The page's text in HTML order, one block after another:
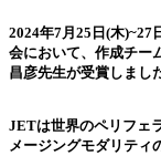
2024年7月25日(木)~27
会において、作成チー
昌彦先生が受賞しまし
JETは世界のペリフェ
メージングモダリティ